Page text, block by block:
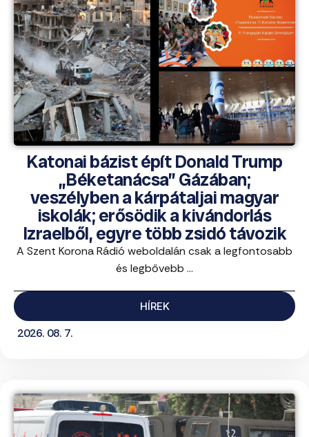
Katonai bázist épít Donald Trump
„Béketanácsa” Gázában;
veszélyben a kárpátaljai magyar
iskolák; erősödik a kivándorlás
Izraelből, egyre több zsidó távozik
A Szent Korona Rádió weboldalán csak a legfontosabb
és legbővebb ...
HÍREK
2026. 08. 7.